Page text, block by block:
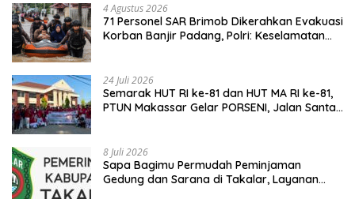
4 Agustus 2026
71 Personel SAR Brimob Dikerahkan Evakuasi
Korban Banjir Padang, Polri: Keselamatan
24 Juli 2026
Semarak HUT RI ke-81 dan HUT MA RI ke-81,
PTUN Makassar Gelar PORSENI, Jalan Santai
8 Juli 2026
Sapa Bagimu Permudah Peminjaman
Gedung dan Sarana di Takalar, Layanan